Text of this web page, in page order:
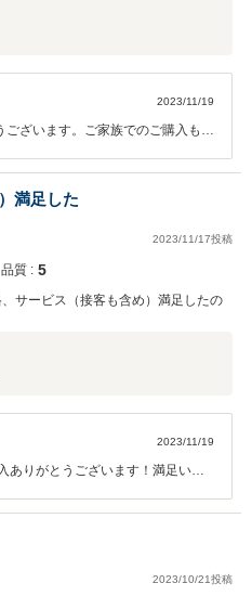
2023/11/19
ございます。ご家族でのご購入もあ
満足した
2023/11/17投稿
品質 : 5
サービス（接客も含め）満足したの
2023/11/19
ありがとうございます！満足いた
たします。
2023/10/21投稿